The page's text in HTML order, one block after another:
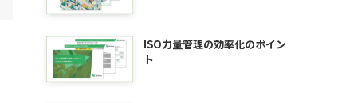
ISO力量管理の効率化のポイン
ト